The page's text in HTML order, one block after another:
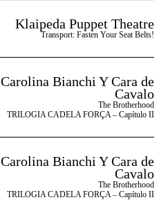
Klaipeda Puppet Theatre
Transport: Fasten Your Seat Belts!
Carolina Bianchi Y Cara de
Cavalo
The Brotherhood
TRILOGIA CADELA FORÇA – Capítulo II
Carolina Bianchi Y Cara de
Cavalo
The Brotherhood
TRILOGIA CADELA FORÇA – Capítulo II